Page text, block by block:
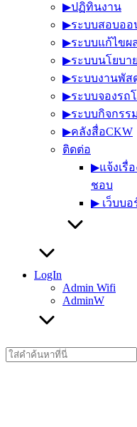
▶︎ปฏิทินงาน
▶︎ระบบสอบออ
▶︎ระบบแก้ไขผ
▶︎ระบบนโยบา
▶︎ระบบงานพัส
▶︎ระบบจองรถโ
▶︎ระบบกิจกรร
▶︎คลังสื่อCKW
ติดต่อ
▶︎แจ้งเรื่
ชอบ
▶︎ เว็บบอ
LogIn
Admin Wifi
AdminW
Search
for: